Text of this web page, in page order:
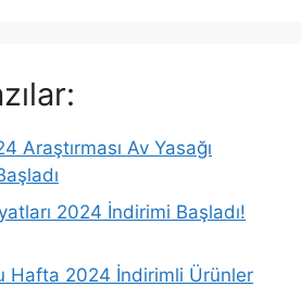
Araştırması Av Yasağı
2024 İndirimi Başladı!
Hafta 2024 İndirimli Ürünler